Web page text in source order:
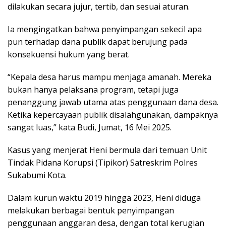
dilakukan secara jujur, tertib, dan sesuai aturan.
Ia mengingatkan bahwa penyimpangan sekecil apa
pun terhadap dana publik dapat berujung pada
konsekuensi hukum yang berat.
“Kepala desa harus mampu menjaga amanah. Mereka
bukan hanya pelaksana program, tetapi juga
penanggung jawab utama atas penggunaan dana desa.
Ketika kepercayaan publik disalahgunakan, dampaknya
sangat luas,” kata Budi, Jumat, 16 Mei 2025.
Kasus yang menjerat Heni bermula dari temuan Unit
Tindak Pidana Korupsi (Tipikor) Satreskrim Polres
Sukabumi Kota.
Dalam kurun waktu 2019 hingga 2023, Heni diduga
melakukan berbagai bentuk penyimpangan
penggunaan anggaran desa, dengan total kerugian